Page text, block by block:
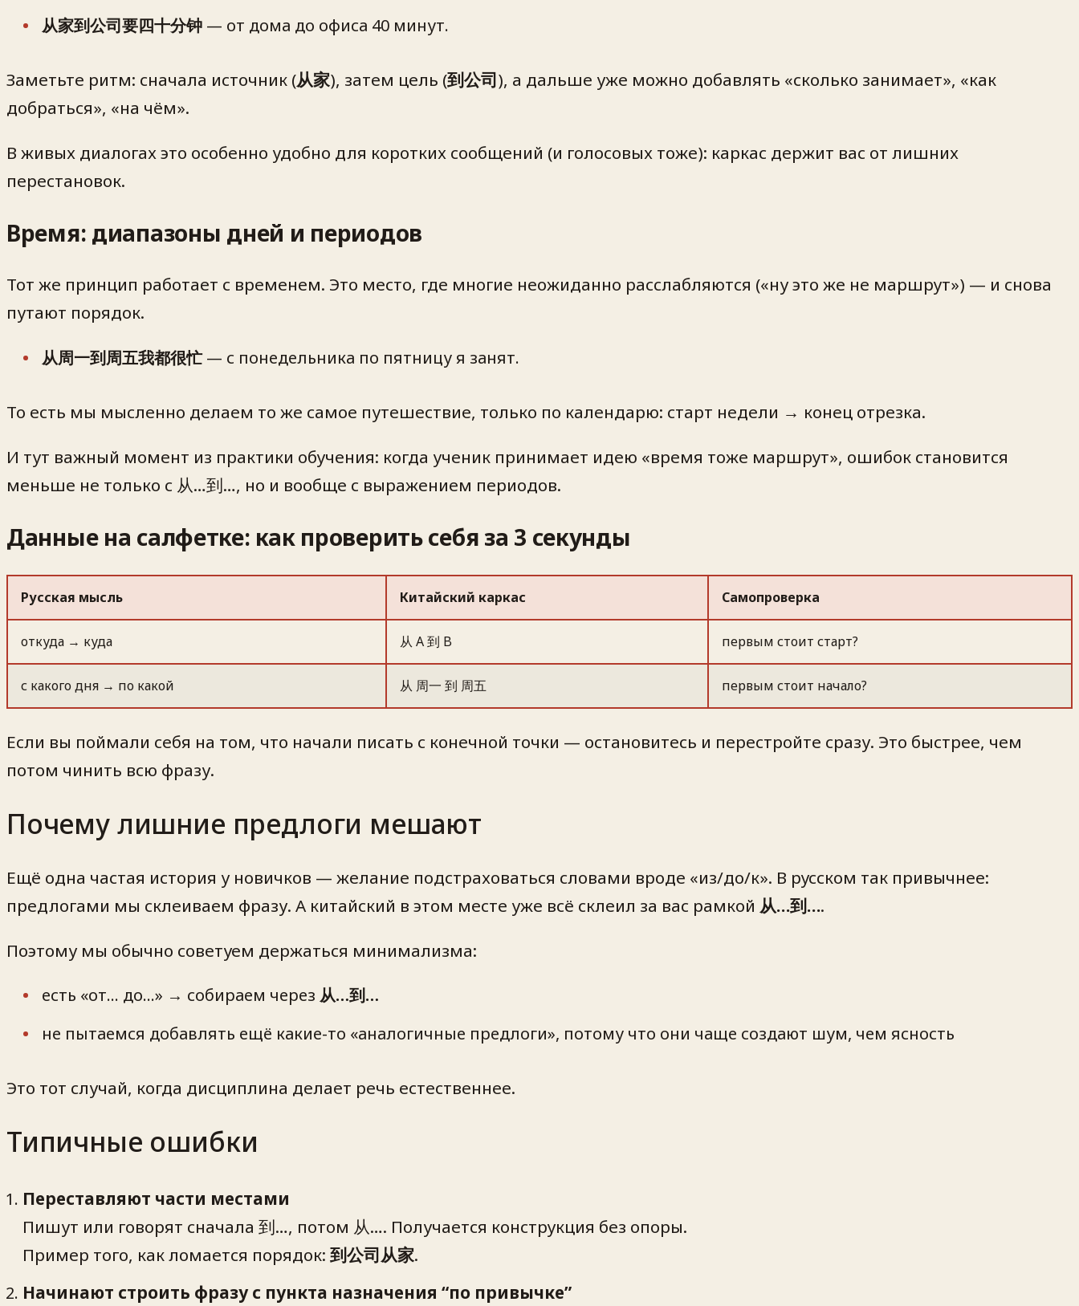
从家到公司要四十分钟 — от дома до офиса 40 минут.
Заметьте ритм: сначала источник (从家), затем цель (到公司), а дальше уже можно добавлять «сколько занимает», «как
добраться», «на чём».
В живых диалогах это особенно удобно для коротких сообщений (и голосовых тоже): каркас держит вас от лишних
перестановок.
Время: диапазоны дней и периодов
Тот же принцип работает с временем. Это место, где многие неожиданно расслабляются («ну это же не маршрут») — и снова
путают порядок.
从周一到周五我都很忙— с понедельника по пятницу я занят.
То есть мы мысленно делаем то же самое путешествие, только по календарю: старт недели → конец отрезка.
И тут важный момент из практики обучения: когда ученик принимает идею «время тоже маршрут», ошибок становится
меньше не только с 从…到…, но и вообще с выражением периодов.
Данные на салфетке: как проверить себя за 3 секунды
Русская мысль Китайский каркас Самопроверка
откуда → куда 从 A 到 B первым стоит старт?
с какого дня → по какой 从 周一 到 周五 первым стоит начало?
Если вы поймали себя на том, что начали писать с конечной точки — остановитесь и перестройте сразу. Это быстрее, чем
потом чинить всю фразу.
Почему лишние предлоги мешают
Ещё одна частая история у новичков — желание подстраховаться словами вроде «из/до/к». В русском так привычнее:
предлогами мы склеиваем фразу. А китайский в этом месте уже всё склеил за вас рамкой 从…到….
Поэтому мы обычно советуем держаться минимализма:
есть «от… до…» → собираем через 从…到…
не пытаемся добавлять ещё какие-то «аналогичные предлоги», потому что они чаще создают шум, чем ясность
Это тот случай, когда дисциплина делает речь естественнее.
Типичные ошибки
Переставляют части местами
Пишут или говорят сначала 到…, потом 从…. Получается конструкция без опоры.
Пример того, как ломается порядок: 到公司从家.
Начинают строить фразу с пункта назначения “по привычке”